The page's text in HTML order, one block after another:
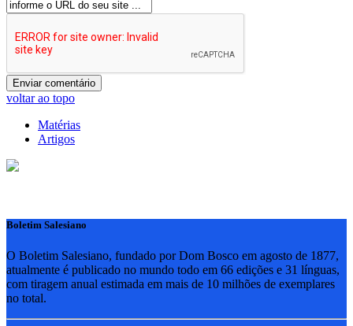
voltar ao topo
Matérias
Artigos
Boletim Salesiano
O Boletim Salesiano, fundado por Dom Bosco em agosto de 1877,
atualmente é publicado no mundo todo em 66 edições e 31 línguas,
com tiragem anual estimada em mais de 10 milhões de exemplares
no total.